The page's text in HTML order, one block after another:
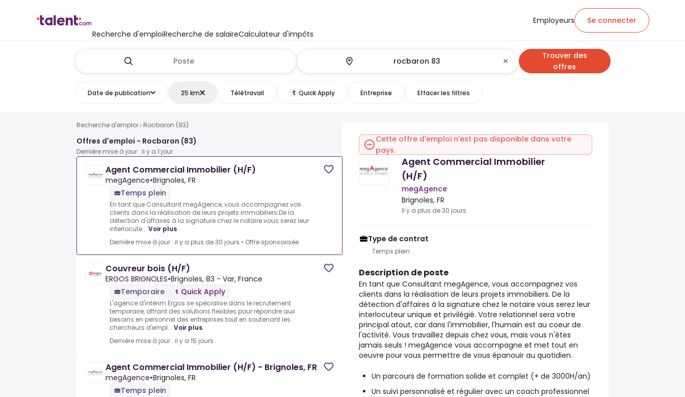
Recherche d'emploiRecherche de salaireCalculateur d'impôts
Employeurs Se connecter
Trouver des
offres
Date de publication 25 km Télétravail Quick Apply Entreprise Effacer les filtres
Recherche d'emploi Rocbaron (83)
Offres d'emploi - Rocbaron (83)
Dernière mise à jour : il y a 1 jour
Agent Commercial Immobilier (H/F)
megAgence•Brignoles, FR
Temps plein
En tant que Consultant megAgence, vous accompagnez vos
clients dans la réalisation de leurs projets immobiliers.De la
détection d'affaires à la signature chez le notaire vous serez leur
interlocute... Voir plus
Dernière mise à jour : il y a plus de 30 jours • Offre sponsorisée
Couvreur bois (H/F)
ERGOS BRIGNOLES•Brignoles, 83 - Var, France
Temporaire
Quick Apply
L'agence d'intérim Ergos se spécialise dans le recrutement
temporaire, offrant des solutions flexibles pour répondre aux
besoins en personnel des entreprises tout en soutenant les
chercheurs d'empl... Voir plus
Dernière mise à jour : il y a 15 jours
Agent Commercial Immobilier (H/F) - Brignoles, FR
megAgence•Brignoles, FR
Temps plein
Cette offre d'emploi n'est pas disponible dans votre
pays.
Agent Commercial Immobilier
(H/F)
megAgence
Brignoles, FR
Il y a plus de 30 jours
Type de contrat
Temps plein
Description de poste
En tant que Consultant megAgence, vous accompagnez vos
clients dans la réalisation de leurs projets immobiliers. De la
détection d'affaires à la signature chez le notaire vous serez leur
interlocuteur unique et privilégié. Votre relationnel sera votre
principal atout, car dans l'immobilier, l'humain est au coeur de
l'activité. Vous travaillez depuis chez vous, mais vous n'êtes
jamais seuls ! megAgence vous accompagne et met tout en
oeuvre pour vous permettre de vous épanouir au quotidien.
Un parcours de formation solide et complet (+ de 3000H/an)
Un suivi personnalisé et régulier avec un coach professionnel